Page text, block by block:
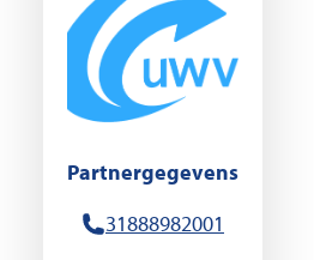
Partnergegevens
31888982001